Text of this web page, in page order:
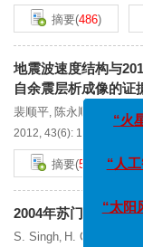
摘要(486)
地震波速度结构与
自余震层析成像的证
裴顺平, 陈永顺 郑宁宁
2012, 43(6): 14-21.
摘要(531
2004年苏门答腊地
S. Singh, H. Carton
“火
“人
“太阳